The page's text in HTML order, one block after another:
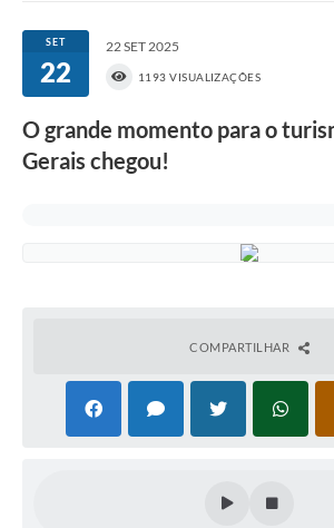
Portal da Transparência
Secretarias
SET
22
22 SET 2025
1193 VISUALIZAÇÕES
O grande momento para o
Gerais chegou!
COMPARTILHAR